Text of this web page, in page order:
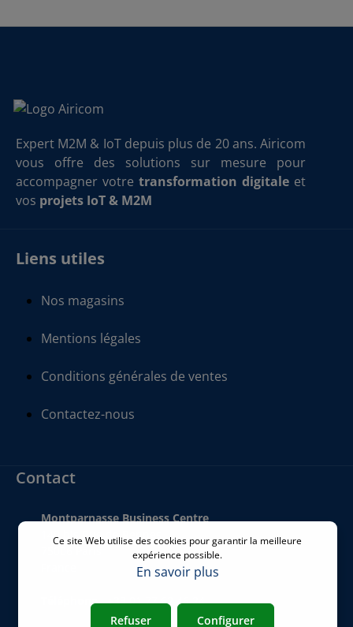
Expert M2M & IoT depuis plus de 20 ans. Airicom
vous offre des solutions sur mesure pour
accompagner votre transformation digitale et
vos projets IoT & M2M
Liens utiles
Nos magasins
Mentions légales
Conditions générales de ventes
Contactez-nous
Contact
Montparnasse Business Centre
140 bis Rue de Rennes
Téléphone:+33 01 77 62 46 24
Ce site Web utilise des cookies pour garantir la meilleure
expérience possible.
En savoir plus
Refuser Configurer